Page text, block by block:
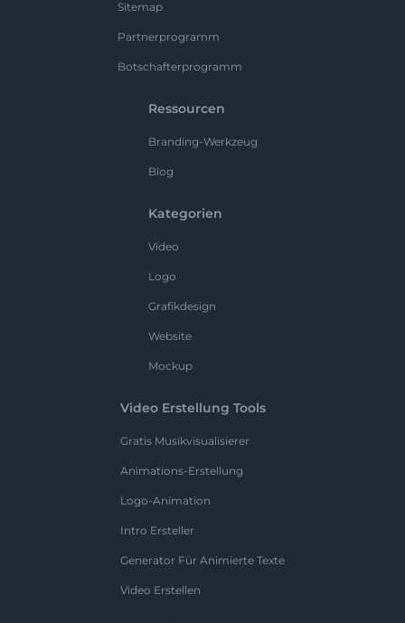
Sitemap
Partnerprogramm
Botschafterprogramm
Ressourcen
Branding-Werkzeug
Blog
Kategorien
Video
Logo
Grafikdesign
Website
Mockup
Video Erstellung Tools
Gratis Musikvisualisierer
Animations-Erstellung
Logo-Animation
Intro Ersteller
Generator Für Animierte Texte
Video Erstellen